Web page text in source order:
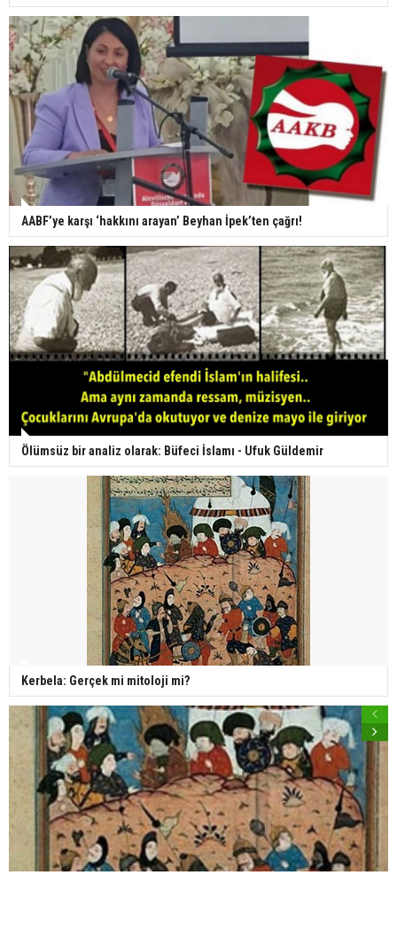
AABF’ye karşı ‘hakkını arayan’ Beyhan İpek’ten çağrı!
Ölümsüz bir analiz olarak: Büfeci İslamı - Ufuk Güldemir
Kerbela: Gerçek mi mitoloji mi?